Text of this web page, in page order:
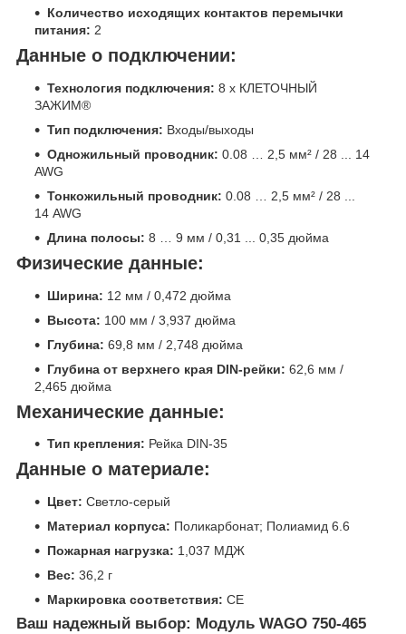
Количество исходящих контактов перемычки
питания: 2
Данные о подключении:
Технология подключения: 8 х КЛЕТОЧНЫЙ
ЗАЖИМ®
Тип подключения: Входы/выходы
Одножильный проводник: 0.08 … 2,5 мм² / 28 ... 14
AWG
Тонкожильный проводник: 0.08 … 2,5 мм² / 28 ...
14 AWG
Длина полосы: 8 … 9 мм / 0,31 ... 0,35 дюйма
Физические данные:
Ширина: 12 мм / 0,472 дюйма
Высота: 100 мм / 3,937 дюйма
Глубина: 69,8 мм / 2,748 дюйма
Глубина от верхнего края DIN-рейки: 62,6 мм /
2,465 дюйма
Механические данные:
Тип крепления: Рейка DIN-35
Данные о материале:
Цвет: Светло-серый
Материал корпуса: Поликарбонат; Полиамид 6.6
Пожарная нагрузка: 1,037 МДЖ
Вес: 36,2 г
Маркировка соответствия: СЕ
Ваш надежный выбор: Модуль WAGO 750-465